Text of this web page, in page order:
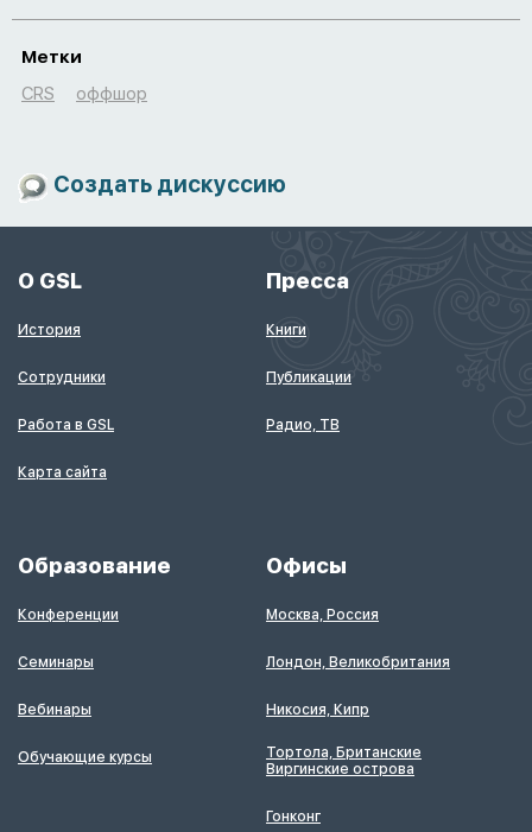
Метки
CRS
оффшор
Создать дискуссию
О GSL
История
Сотрудники
Работа в GSL
Карта сайта
Пресса
Книги
Публикации
Радио, ТВ
Образование
Конференции
Семинары
Вебинары
Обучающие курсы
Офисы
Москва, Россия
Лондон, Великобритания
Никосия, Кипр
Тортола, Британские
Виргинские острова
Гонконг